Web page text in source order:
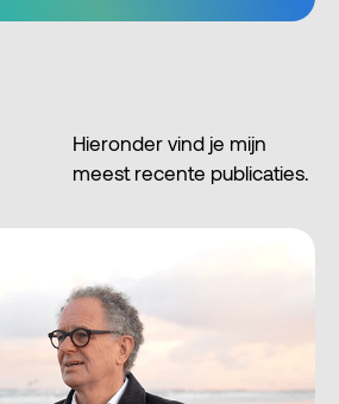
Hieronder vind je mijn
meest recente publicaties.